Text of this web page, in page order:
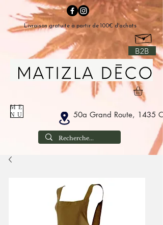
B2B
50a Grand Route, 1435
ME
NU
Livraison gratuite à partir de 100€ d'achats